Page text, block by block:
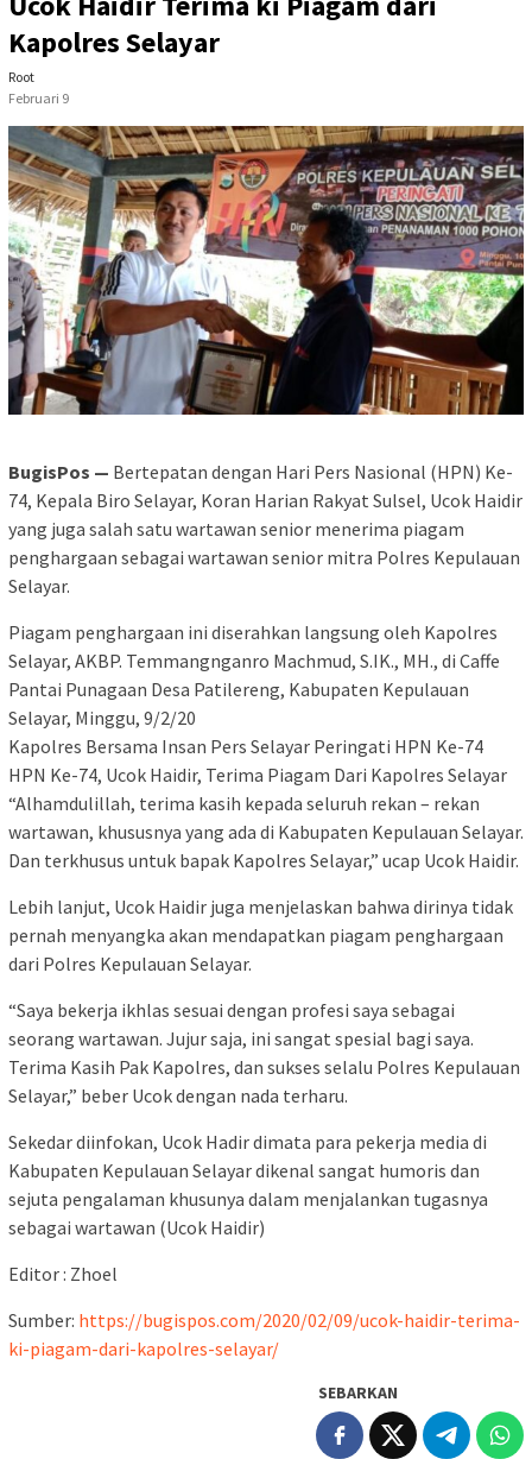
Kapolres Selayar
Root
Februari 9
BugisPos — Bertepatan dengan Hari Pers Nasional (HPN) Ke-
74, Kepala Biro Selayar, Koran Harian Rakyat Sulsel, Ucok Haidir
yang juga salah satu wartawan senior menerima piagam
penghargaan sebagai wartawan senior mitra Polres Kepulauan
Selayar.
Piagam penghargaan ini diserahkan langsung oleh Kapolres
Selayar, AKBP. Temmangnganro Machmud, S.IK., MH., di Caffe
Pantai Punagaan Desa Patilereng, Kabupaten Kepulauan
Selayar, Minggu, 9/2/20
Kapolres Bersama Insan Pers Selayar Peringati HPN Ke-74
HPN Ke-74, Ucok Haidir, Terima Piagam Dari Kapolres Selayar
“Alhamdulillah, terima kasih kepada seluruh rekan – rekan
wartawan, khususnya yang ada di Kabupaten Kepulauan Selayar.
Dan terkhusus untuk bapak Kapolres Selayar,” ucap Ucok Haidir.
Lebih lanjut, Ucok Haidir juga menjelaskan bahwa dirinya tidak
pernah menyangka akan mendapatkan piagam penghargaan
dari Polres Kepulauan Selayar.
“Saya bekerja ikhlas sesuai dengan profesi saya sebagai
seorang wartawan. Jujur saja, ini sangat spesial bagi saya.
Terima Kasih Pak Kapolres, dan sukses selalu Polres Kepulauan
Selayar,” beber Ucok dengan nada terharu.
Sekedar diinfokan, Ucok Hadir dimata para pekerja media di
Kabupaten Kepulauan Selayar dikenal sangat humoris dan
sejuta pengalaman khusunya dalam menjalankan tugasnya
sebagai wartawan (Ucok Haidir)
Editor : Zhoel
Sumber: https://bugispos.com/2020/02/09/ucok-haidir-terima-
ki-piagam-dari-kapolres-selayar/
SEBARKAN